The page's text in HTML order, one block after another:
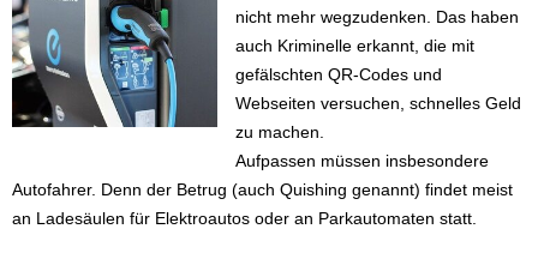
nicht mehr wegzudenken. Das haben
auch Kriminelle erkannt, die mit
gefälschten QR-Codes und
Webseiten versuchen, schnelles Geld
zu machen.
Aufpassen müssen insbesondere
Autofahrer. Denn der Betrug (auch Quishing genannt) findet meist
an Ladesäulen für Elektroautos oder an Parkautomaten statt.